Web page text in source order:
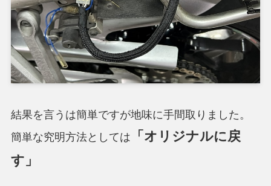
結果を言うは簡単ですが地味に手間取りました。
簡単な究明方法としては
「オリジナルに戻
す」